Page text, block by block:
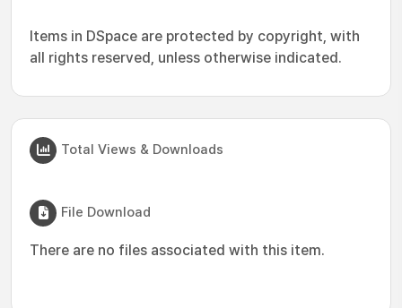
Items in DSpace are protected by copyright, with
all rights reserved, unless otherwise indicated.
Total Views & Downloads
File Download
There are no files associated with this item.